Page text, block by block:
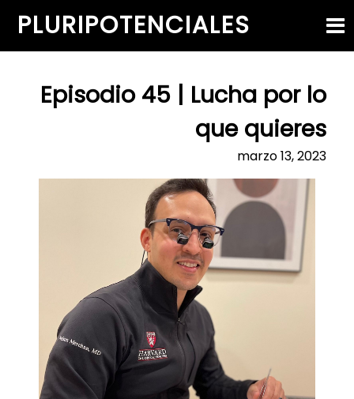
PLURIPOTENCIALES
HOME
Episodio 45 | Lucha por lo
que quieres
marzo 13, 2023